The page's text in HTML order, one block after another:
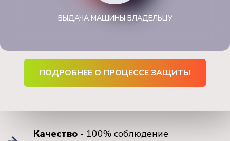
ВЫДАЧА МАШИНЫ ВЛАДЕЛЬЦУ
ПОДРОБНЕЕ О ПРОЦЕССЕ ЗАЩИТЫ
Качество - 100% соблюдение